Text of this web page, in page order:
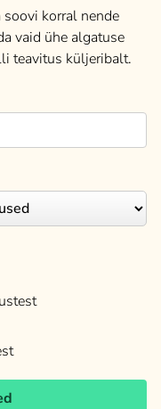
korral nende
vaid ühe algatuse
teavitus küljeribalt.